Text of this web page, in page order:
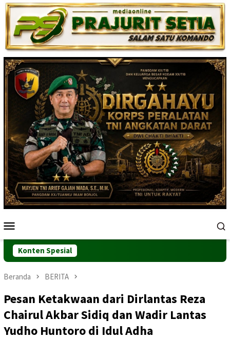
Loncat
ke
konten
Mobile
Konten Spesial
Beranda BERITA
Pesan Ketakwaan dari Dirlantas Reza
Chairul Akbar Sidiq dan Wadir Lantas
Yudho Huntoro di Idul Adha